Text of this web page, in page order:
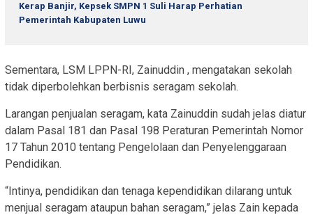
Kerap Banjir, Kepsek SMPN 1 Suli Harap Perhatian
Pemerintah Kabupaten Luwu
Sementara, LSM LPPN-RI, Zainuddin , mengatakan sekolah
tidak diperbolehkan berbisnis seragam sekolah.
Larangan penjualan seragam, kata Zainuddin sudah jelas diatur
dalam Pasal 181 dan Pasal 198 Peraturan Pemerintah Nomor
17 Tahun 2010 tentang Pengelolaan dan Penyelenggaraan
Pendidikan.
“Intinya, pendidikan dan tenaga kependidikan dilarang untuk
menjual seragam ataupun bahan seragam,” jelas Zain kepada